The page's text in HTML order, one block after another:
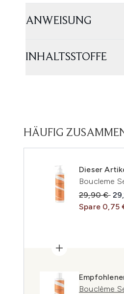
ANWEISUNG
INHALTSSTOFFE
HÄUFIG
Dieser
Boucleme
29,90 €
Spare 0,75
Bouclème